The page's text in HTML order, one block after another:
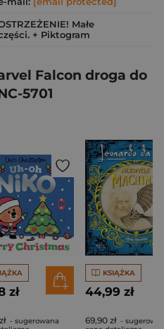
Małe
+ Piktogram
Falcon droga do
5701
zł
- sugerowana
KSIĄŻKA
44,99 zł
69,90 zł -